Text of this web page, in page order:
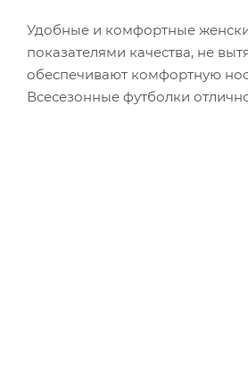
Удобные и комфортные
показателями качества, не
обеспечивают комфортную
Всесезонные футболки